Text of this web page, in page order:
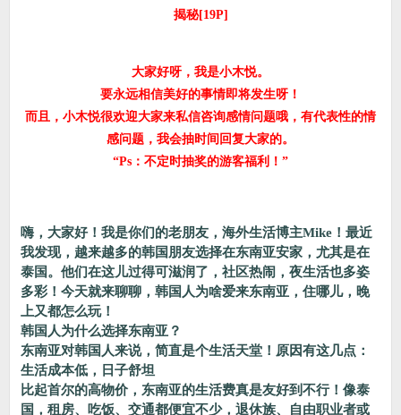
揭秘[19P]
大家好呀，我是小木悦。
要永远相信美好的事情即将发生呀！
而且，小木悦很欢迎大家来私信咨询感情问题哦，有代表性的情
感问题，我会抽时间回复大家的。
“Ps：不定时抽奖的游客福利！”
嗨，大家好！我是你们的老朋友，海外生活博主Mike！最近
我发现，越来越多的韩国朋友选择在东南亚安家，尤其是在
泰国。他们在这儿过得可滋润了，社区热闹，夜生活也多姿
多彩！今天就来聊聊，韩国人为啥爱来东南亚，住哪儿，晚
上又都怎么玩！
韩国人为什么选择东南亚？
东南亚对韩国人来说，简直是个生活天堂！原因有这几点：
生活成本低，日子舒坦
比起首尔的高物价，东南亚的生活费真是友好到不行！像泰
国，租房、吃饭、交通都便宜不少，退休族、自由职业者或